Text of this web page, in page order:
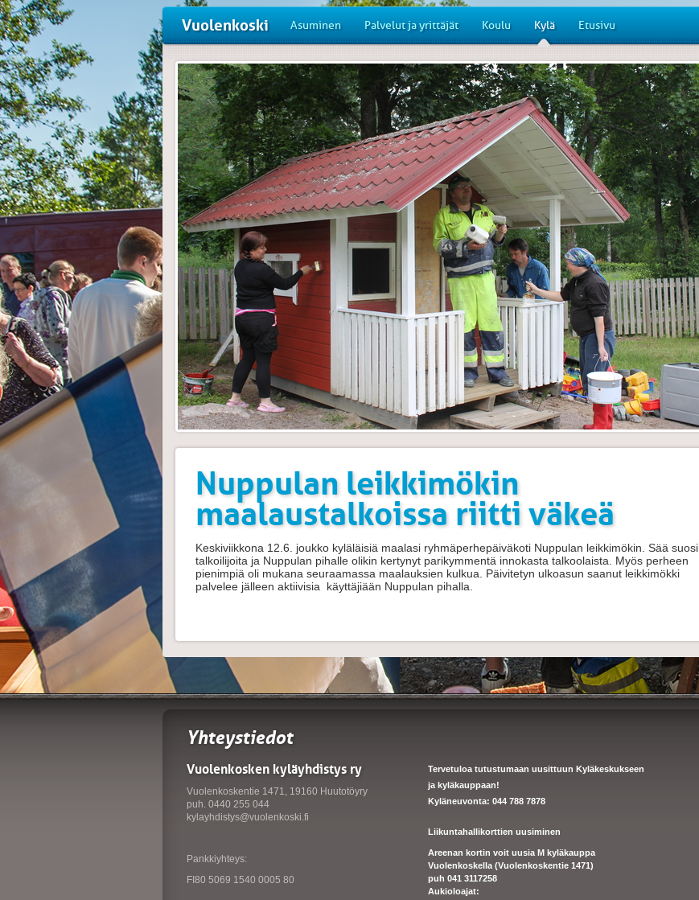
Vuolenkoski Asuminen Palvelut ja yrittäjät Koulu Kylä Etusivu
Nuppulan leikkimökin
maalaustalkoissa riitti väkeä
Keskiviikkona 12.6. joukko kyläläisiä maalasi ryhmäperhepäiväkoti Nuppulan leikkimökin. Sää suosi
talkoilijoita ja Nuppulan pihalle olikin kertynyt parikymmentä innokasta talkoolaista. Myös perheen
pienimpiä oli mukana seuraamassa maalauksien kulkua. Päivitetyn ulkoasun saanut leikkimökki
palvelee jälleen aktiivisia käyttäjiään Nuppulan pihalla.
Yhteystiedot
Vuolenkosken kyläyhdistys ry
Vuolenkoskentie 1471, 19160 Huutotöyry
puh. 0440 255 044
kylayhdistys@vuolenkoski.fi
Pankkiyhteys:
FI80 5069 1540 0005 80
Tervetuloa tutustumaan uusittuun Kyläkeskukseen
ja kyläkauppaan!
Kyläneuvonta: 044 788 7878
Liikuntahallikorttien uusiminen
Areenan kortin voit uusia M kyläkauppa
Vuolenkoskella (Vuolenkoskentie 1471)
puh 041 3117258
Aukioloajat: